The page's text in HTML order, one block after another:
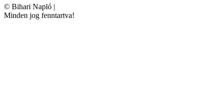
© Bihari Napló |
Minden jog fenntartva!